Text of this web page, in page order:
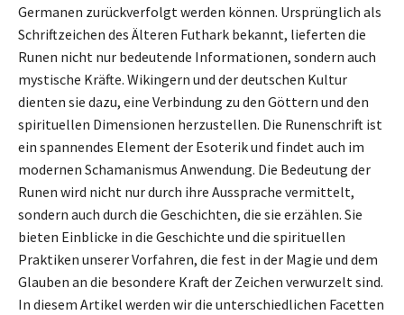
Germanen zurückverfolgt werden können. Ursprünglich als
Schriftzeichen des Älteren Futhark bekannt, lieferten die
Runen nicht nur bedeutende Informationen, sondern auch
mystische Kräfte. Wikingern und der deutschen Kultur
dienten sie dazu, eine Verbindung zu den Göttern und den
spirituellen Dimensionen herzustellen. Die Runenschrift ist
ein spannendes Element der Esoterik und findet auch im
modernen Schamanismus Anwendung. Die Bedeutung der
Runen wird nicht nur durch ihre Aussprache vermittelt,
sondern auch durch die Geschichten, die sie erzählen. Sie
bieten Einblicke in die Geschichte und die spirituellen
Praktiken unserer Vorfahren, die fest in der Magie und dem
Glauben an die besondere Kraft der Zeichen verwurzelt sind.
In diesem Artikel werden wir die unterschiedlichen Facetten